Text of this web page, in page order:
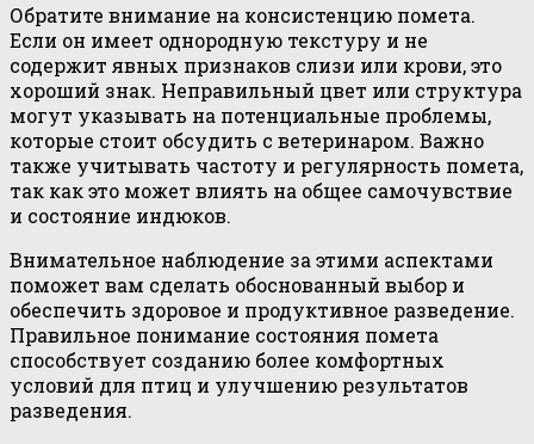
Обратите внимание на консистенцию помета.
Если он имеет однородную текстуру и не
содержит явных признаков слизи или крови, это
хороший знак. Неправильный цвет или структура
могут указывать на потенциальные проблемы,
которые стоит обсудить с ветеринаром. Важно
также учитывать частоту и регулярность помета,
так как это может влиять на общее самочувствие
и состояние индюков.
Внимательное наблюдение за этими аспектами
поможет вам сделать обоснованный выбор и
обеспечить здоровое и продуктивное разведение.
Правильное понимание состояния помета
способствует созданию более комфортных
условий для птиц и улучшению результатов
разведения.